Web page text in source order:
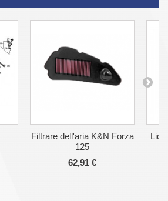
Filtrare dell'aria K&N Forza
125
62,91 €